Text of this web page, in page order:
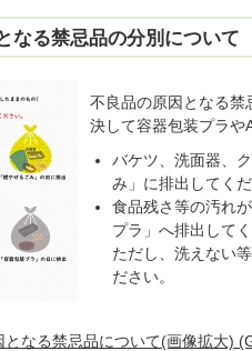
なる禁忌品の分別について
不良品の原因となる禁
決して容器包装プラや
バケツ、洗面器、
み」に排出してくだ
食品残さ等の汚れ
プラ」へ排出してく
ただし、洗えない
ださい。
となる禁忌品について(画像拡大)